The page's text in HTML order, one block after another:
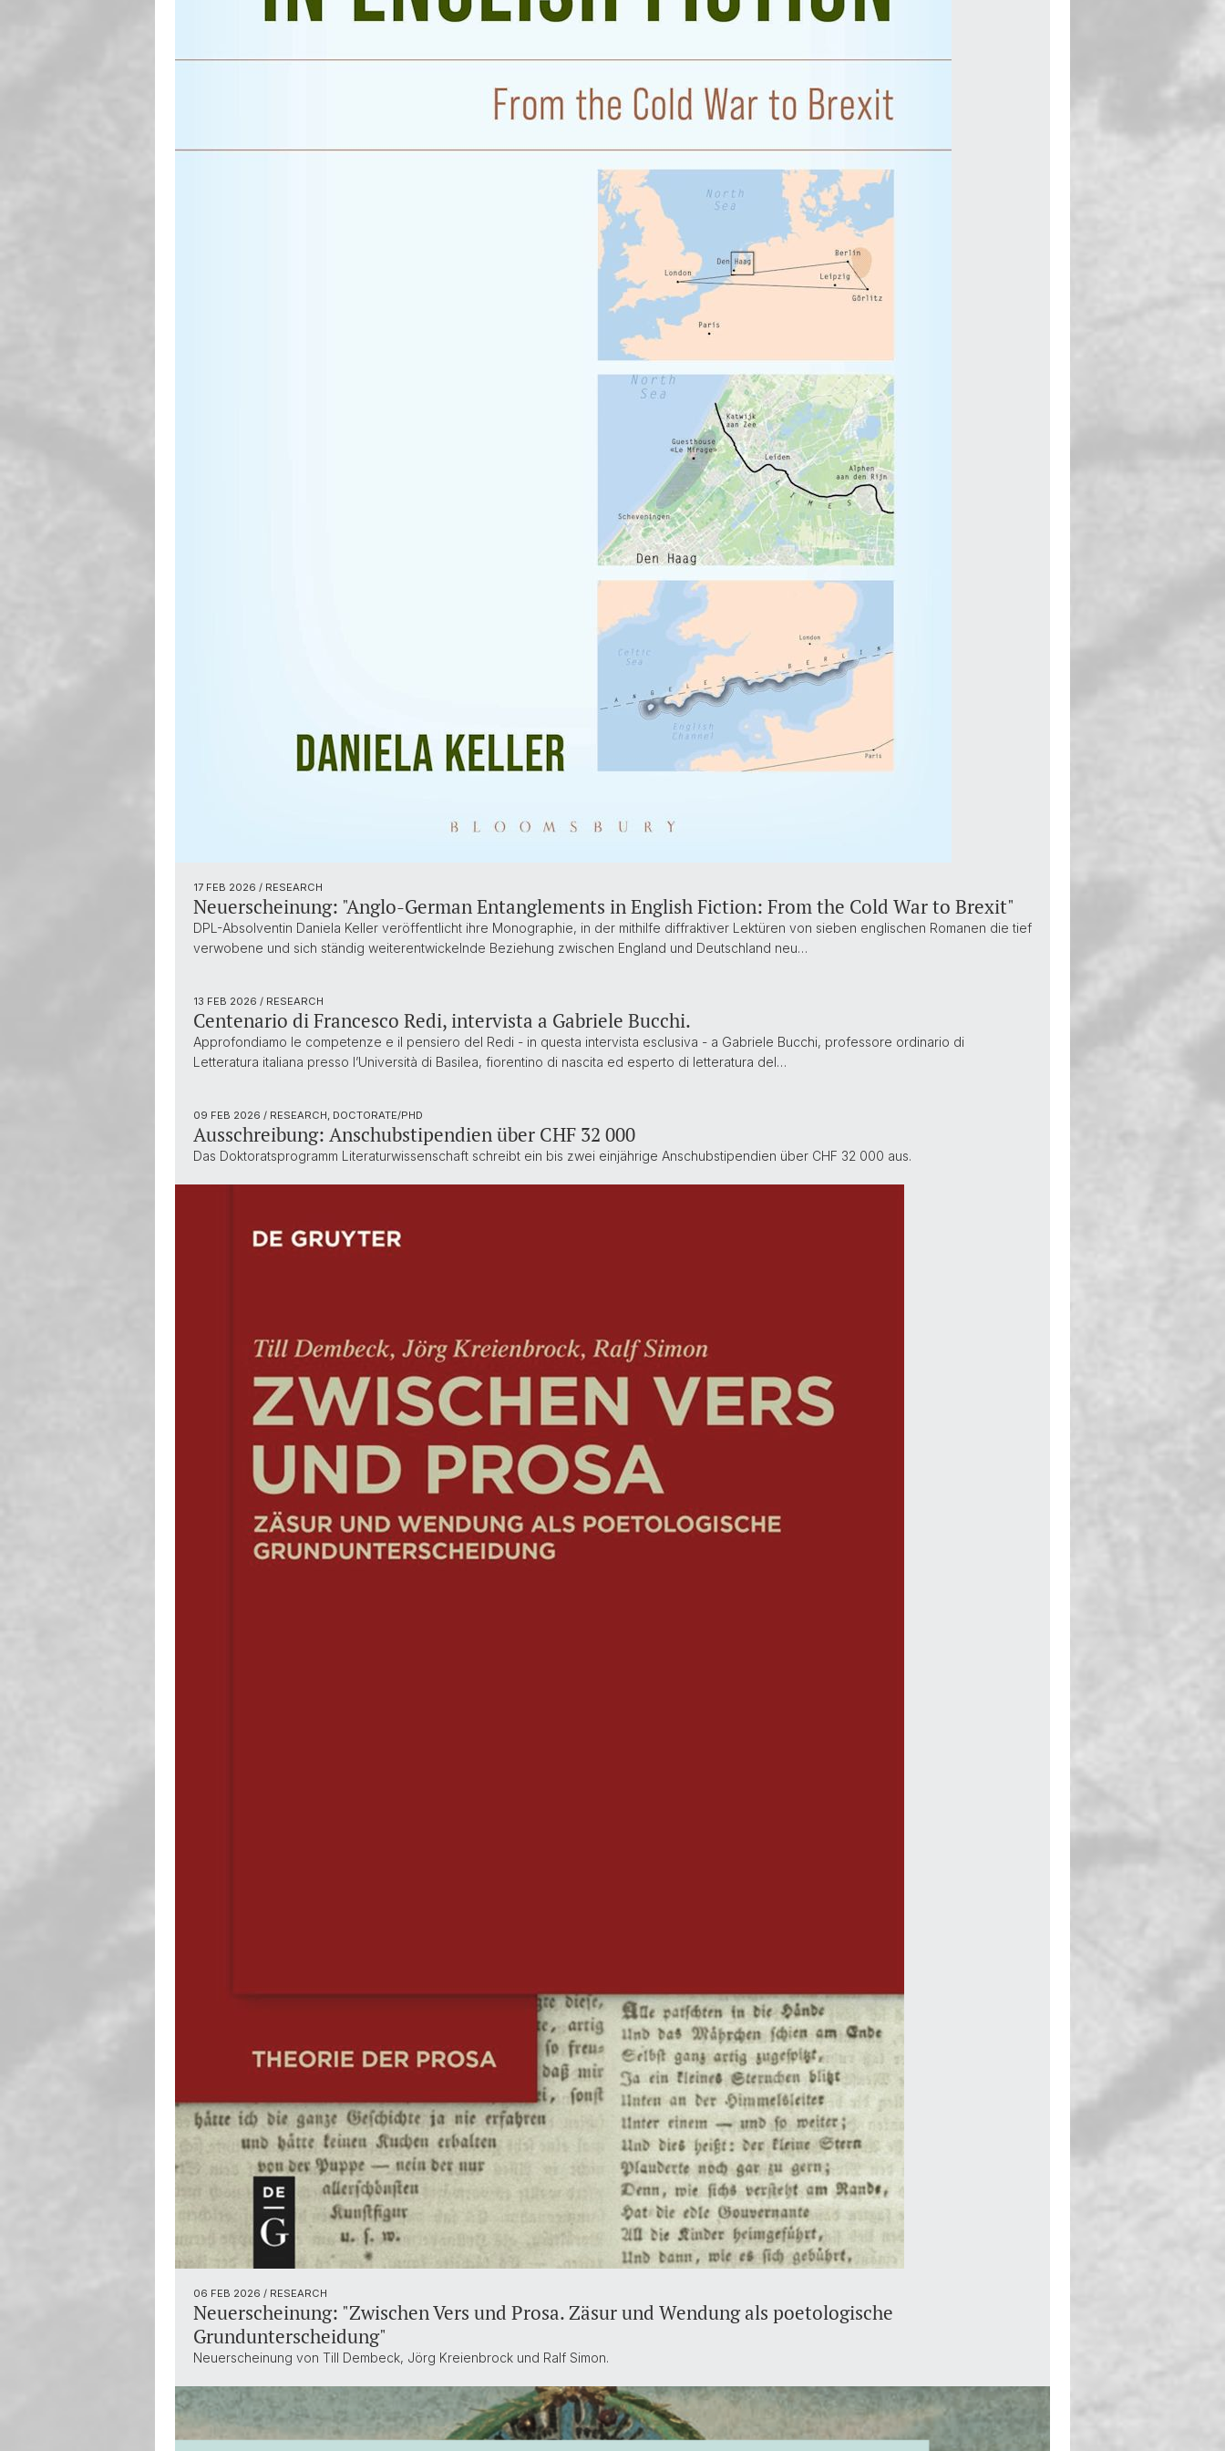
17 FEB 2026 / RESEARCH
Neuerscheinung: "Anglo-German Entanglements in English Fiction: From the Cold War to Brexit"
DPL-Absolventin Daniela Keller veröffentlicht ihre Monographie, in der mithilfe diffraktiver Lektüren von sieben englischen Romanen die tief
verwobene und sich ständig weiterentwickelnde Beziehung zwischen England und Deutschland neu…
13 FEB 2026 / RESEARCH
Centenario di Francesco Redi, intervista a Gabriele Bucchi.
Approfondiamo le competenze e il pensiero del Redi - in questa intervista esclusiva - a Gabriele Bucchi, professore ordinario di
Letteratura italiana presso l’Università di Basilea, fiorentino di nascita ed esperto di letteratura del…
09 FEB 2026 / RESEARCH, DOCTORATE/PHD
Ausschreibung: Anschubstipendien über CHF 32 000
Das Doktoratsprogramm Literaturwissenschaft schreibt ein bis zwei einjährige Anschubstipendien über CHF 32 000 aus.
06 FEB 2026 / RESEARCH
Neuerscheinung: "Zwischen Vers und Prosa. Zäsur und Wendung als poetologische
Grundunterscheidung"
Neuerscheinung von Till Dembeck, Jörg Kreienbrock und Ralf Simon.